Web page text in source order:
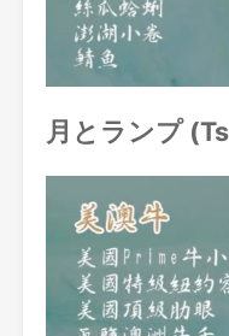
月とランプ